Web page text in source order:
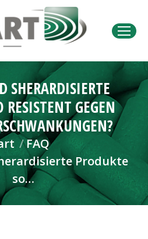
SHERARDISIERTE
RESISTENT GEGEN
FAQ
Produkte
so…